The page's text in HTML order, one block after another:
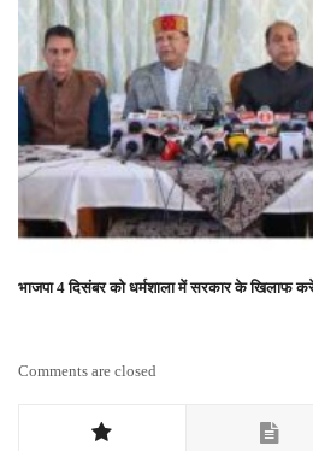
भाजपा 4 दिसंबर को धर्मशाला में सरकार के खिलाफ
Comments are closed